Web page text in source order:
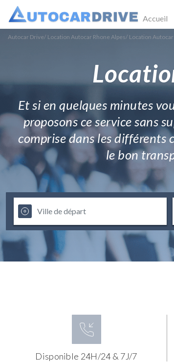
Accueil
Autocar Drive/ Location Autocar Rhone Alpes/ Location
Et si en quelques minutes
proposons ce service sans
comprise dans les différents
le bon
Disponible 24H/24 & 7J/7